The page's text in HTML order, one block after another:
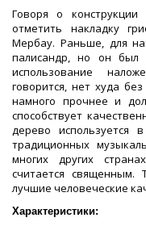
Говоря о конструкции
отметить накладку
Мербау. Раньше, для
палисандр, но он был
использование
говорится, нет худа
намного прочнее и
способствует
дерево используется
традиционных
многих других
считается священным.
лучшие человеческие
Характеристики: